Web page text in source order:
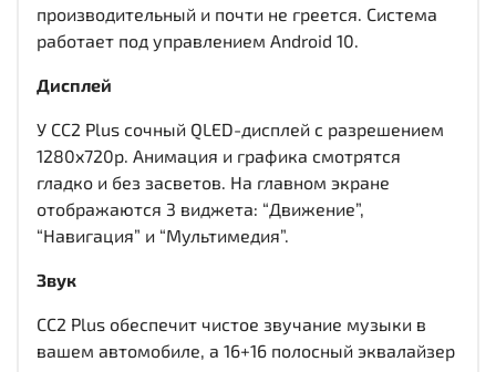
производительный и почти не греется. Система
работает под управлением Android 10.
Дисплей
У CC2 Plus сочный QLED-дисплей c разрешением
1280x720р. Анимация и графика смотрятся
гладко и без засветов. На главном экране
отображаются 3 виджета: “Движение”,
“Навигация” и “Мультимедия”.
Звук
CC2 Plus обеспечит чистое звучание музыки в
вашем автомобиле, а 16+16 полосный эквалайзер